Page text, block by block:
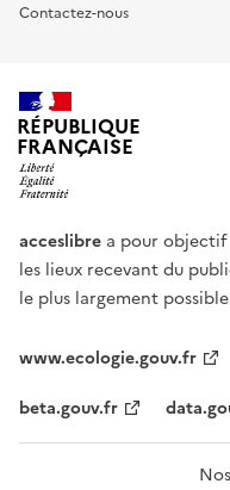
Contactez-nous
RÉPUBLIQUE
FRANÇAISE
acceslibre a pour
les lieux recevant du
le plus largement
www.ecologie.gouv.fr
beta.gouv.fr